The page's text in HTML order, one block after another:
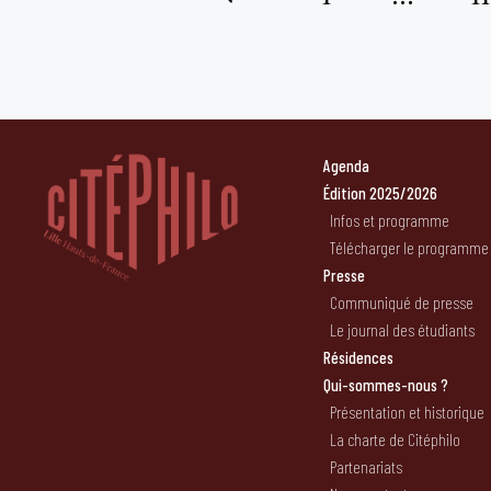
publications
Agenda
Édition 2025/2026
Infos et programme
Télécharger le programme
Presse
Communiqué de presse
Le journal des étudiants
Résidences
Qui-sommes-nous ?
Présentation et historique
La charte de Citéphilo
Partenariats